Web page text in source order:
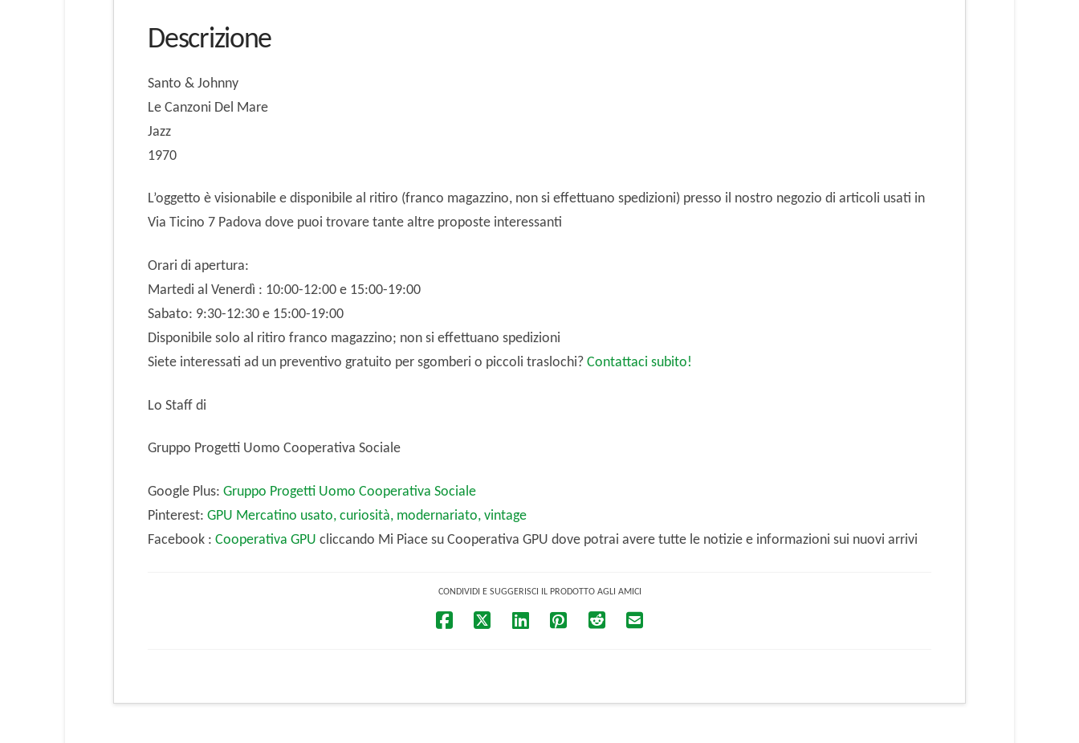
Descrizione
Santo & Johnny
Le Canzoni Del Mare
Jazz
1970
L’oggetto è visionabile e disponibile al ritiro (franco magazzino, non si effettuano spedizioni) presso il nostro negozio di articoli usati in
Via Ticino 7 Padova dove puoi trovare tante altre proposte interessanti
Orari di apertura:
Martedi al Venerdì : 10:00-12:00 e 15:00-19:00
Sabato: 9:30-12:30 e 15:00-19:00
Disponibile solo al ritiro franco magazzino; non si effettuano spedizioni
Siete interessati ad un preventivo gratuito per sgomberi o piccoli traslochi?Contattaci subito!
Lo Staff di
Gruppo Progetti Uomo Cooperativa Sociale
Google Plus:Gruppo Progetti Uomo Cooperativa Sociale
Pinterest:GPU Mercatino usato, curiosità, modernariato, vintage
Facebook :Cooperativa GPU cliccando Mi Piace su Cooperativa GPU dove potrai avere tutte le notizie e informazioni sui nuovi arrivi
CONDIVIDI E SUGGERISCI IL PRODOTTO AGLI AMICI